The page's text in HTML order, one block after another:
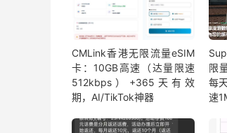
CMLink香港无限流量eSIM
卡：10GB高速（达量限速
512kbps）+365天有效
期，AI/TikTok神器
限
每
速